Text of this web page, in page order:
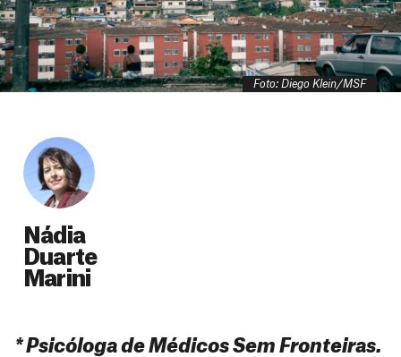
Foto: Diego Klein/MSF
Nádia
Duarte
Marini
* Psicóloga de Médicos Sem Fronteiras.